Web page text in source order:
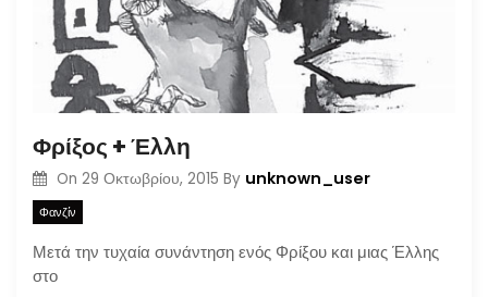
Φρίξος + Έλλη
On 29 Οκτωβρίου, 2015 By unknown_user
Φανζίν
Μετά την τυχαία συνάντηση ενός Φρίξου και μιας Έλλης
στο